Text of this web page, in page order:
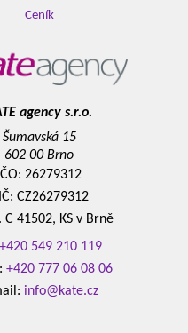
Ceník
agency s.r.o.
Šumavská 15
602 00 Brno
IČO: 26279312
CZ26279312
C 41502, KS v Brně
+420 549 210 119
+420 777 06 08 06
info@kate.cz